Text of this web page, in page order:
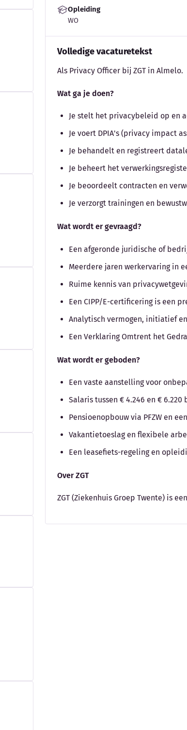
Opleiding
WO
Volledige vacaturetekst
Als Privacy Officer bij ZGT in Almelo.
Wat ga je doen?
Je stelt het privacybeleid op en
Je voert DPIA's (privacy impact
Je behandelt en registreert
Je beheert het
Je beoordeelt contracten en
Je verzorgt trainingen en
Wat wordt er gevraagd?
Een afgeronde juridische of
Meerdere jaren werkervaring in
Ruime kennis van
Een CIPP/E-certificering is een
Analytisch vermogen, initiatief
Een Verklaring Omtrent het
Wat wordt er geboden?
Een vaste aanstelling voor
Salaris tussen € 4.246 en € 6.220
Pensioenopbouw via PFZW en
Vakantietoeslag en flexibele
Een leasefiets-regeling en
Over ZGT
ZGT (Ziekenhuis Groep Twente) is